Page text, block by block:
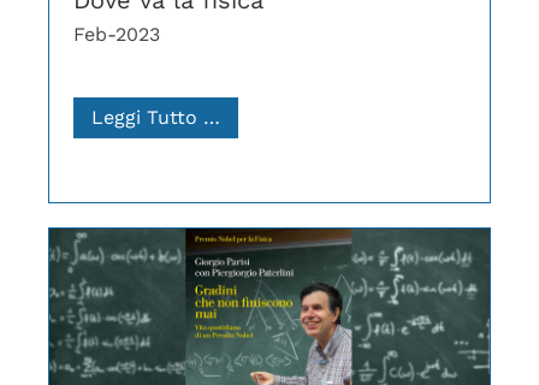
Feb-2023
Leggi Tutto …